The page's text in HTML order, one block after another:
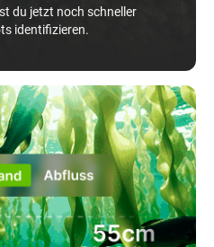
du jetzt noch schneller
identifizieren.